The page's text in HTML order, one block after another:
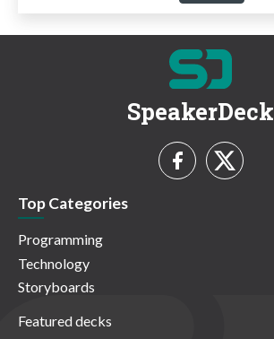
SpeakerDeck
Top Categories
Programming
Technology
Storyboards
Featured decks